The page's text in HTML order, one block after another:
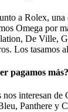
a Rolex, una
Omega por
De Ville,
Los tasamos
pagamos más?
interesan de
Panthere y